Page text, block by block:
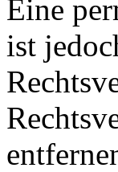
Eine
ist